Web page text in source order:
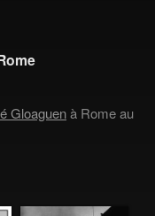
Gloaguenà Rome au